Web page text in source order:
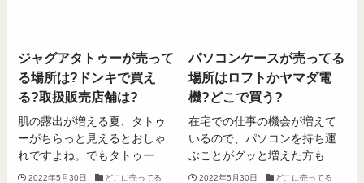
ジャグアタトゥーが売って
る場所は?ドンキで買え
る?取扱販売店舗は?
肌の露出が増える夏、タトゥ
ーがちらっと見えるとおしゃ
れですよね。でもタトゥー...
2022年5月30日 どこに売ってる
パソコンケースが売ってる
場所はロフトかヤマダ電
機?どこで買う?
在宅での仕事の機会が増えて
いるので、パソコンを持ち運
ぶことがグッと増えた方も...
2022年5月30日 どこに売ってる